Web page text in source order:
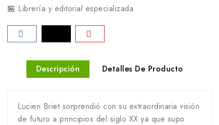
🏪 Librería y editorial especializada
Descripción Detalles De Producto
Lucien Briet sorprendió con su extraordinaria visión
de futuro a principios del siglo XX ya que supo